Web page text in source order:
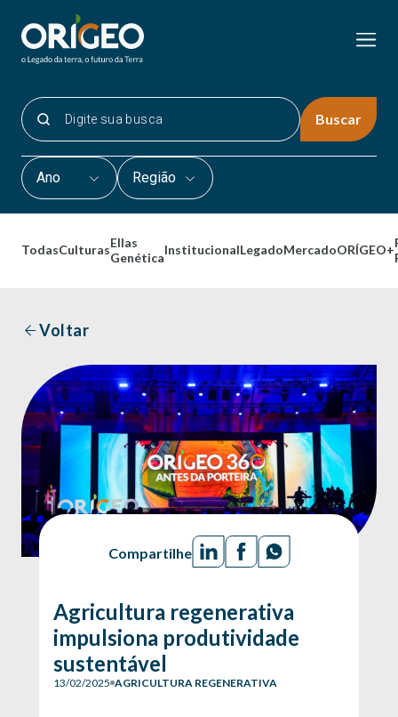
Buscar
Ano Região
TodasCulturasEllas
GenéticaInstitucionalLegadoMercadoORÍGEO+
Voltar
Compartilhe
Agricultura regenerativa
impulsiona produtividade
sustentável
13/02/2025 AGRICULTURA REGENERATIVA